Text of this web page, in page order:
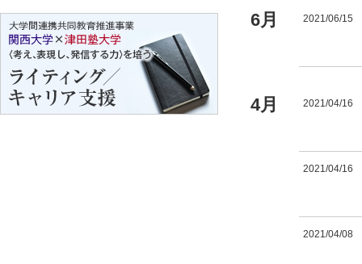
6月 2021/06/15
4月 2021/04/16
2021/04/16
2021/04/08